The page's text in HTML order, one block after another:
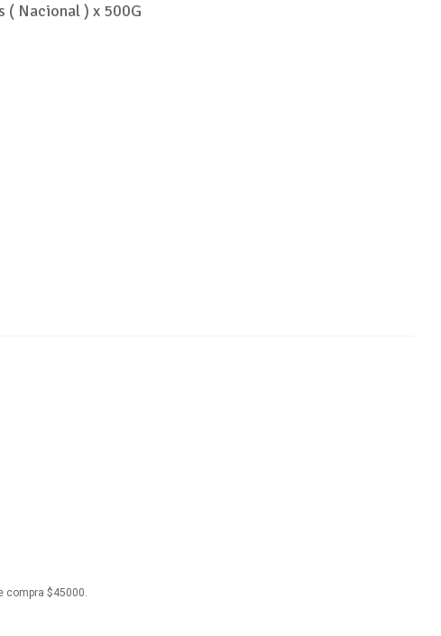
( Nacional ) x 500G
compra $45000.